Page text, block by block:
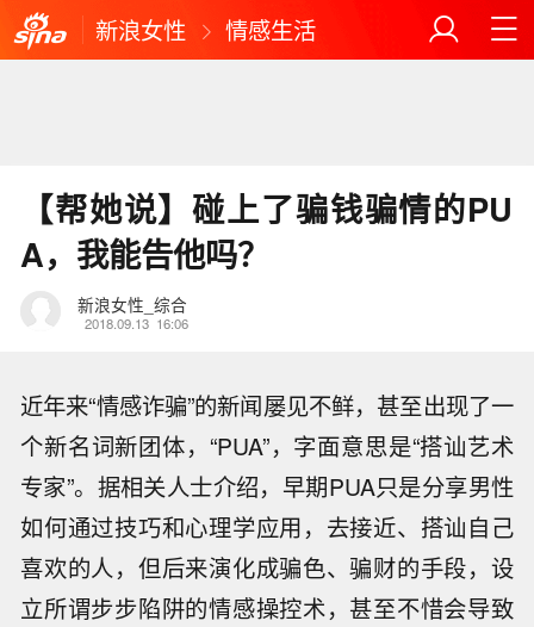
新浪女性 情感生活
【帮她说】碰上了骗钱骗情的PU
A，我能告他吗？
新浪女性_综合
2018.09.13 16:06
近年来“情感诈骗”的新闻屡见不鲜，甚至出现了一
个新名词新团体，“PUA”，字面意思是“搭讪艺术
专家”。据相关人士介绍，早期PUA只是分享男性
如何通过技巧和心理学应用，去接近、搭讪自己
喜欢的人，但后来演化成骗色、骗财的手段，设
立所谓步步陷阱的情感操控术，甚至不惜会导致